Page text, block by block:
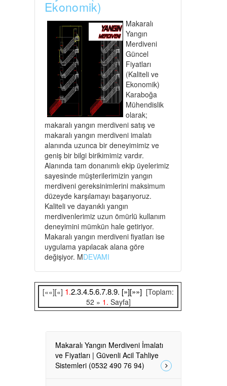
Ekonomik)
Makaralı
Yangın
Merdiveni
Güncel
Fiyatları
(Kaliteli ve
Ekonomik)
Karaboğa
Mühendislik
olarak;
makaralı yangın merdiveni satış ve
makaralı yangın merdiveni imalatı
alanında uzunca bir deneyimimiz ve
geniş bir bilgi birikimimiz vardır.
Alanında tam donanımlı ekip üyelerimiz
sayesinde müşterilerimizin yangın
merdiveni gereksinimlerini maksimum
düzeyde karşılamayı başarıyoruz.
Kaliteli ve dayanıklı yangın
merdivenlerimiz uzun ömürlü kullanım
deneyimini mümkün hale getiriyor.
Makaralı yangın merdiveni fiyatları ise
uygulama yapılacak alana göre
değişiyor. MDEVAMI
[««][«] 1.2.3.4.5.6.7.8.9. [»][»»] [Toplam:
52 » 1. Sayfa]
Makaralı Yangın Merdiveni İmalatı
ve Fiyatları | Güvenli Acil Tahliye
Sistemleri (0532 490 76 94)